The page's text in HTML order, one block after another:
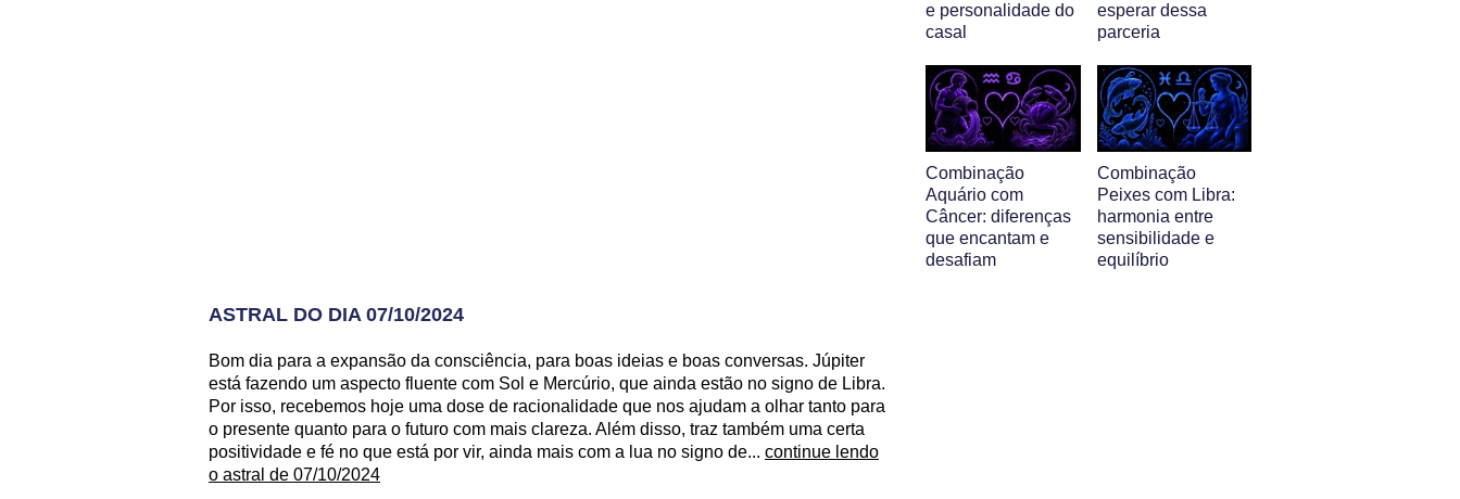
ASTRAL DO DIA 07/10/2024
Bom dia para a expansão da consciência, para boas ideias e boas conversas. Júpiter
está fazendo um aspecto fluente com Sol e Mercúrio, que ainda estão no signo de Libra.
Por isso, recebemos hoje uma dose de racionalidade que nos ajudam a olhar tanto para
o presente quanto para o futuro com mais clareza. Além disso, traz também uma certa
positividade e fé no que está por vir, ainda mais com a lua no signo de... continue lendo
o astral de 07/10/2024
e personalidade do
casal
esperar dessa
parceria
Combinação
Aquário com
Câncer: diferenças
que encantam e
desafiam
Combinação
Peixes com Libra:
harmonia entre
sensibilidade e
equilíbrio